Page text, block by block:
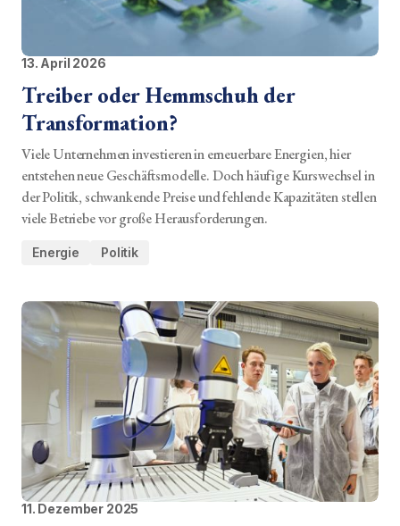
13. April 2026
Treiber oder Hemmschuh der
Transformation?
Viele Unternehmen investieren in erneuerbare Energien, hier
entstehen neue Geschäftsmodelle. Doch häufige Kurswechsel in
der Politik, schwankende Preise und fehlende Kapazitäten stellen
viele Betriebe vor große Herausforderungen.
Energie Politik
11. Dezember 2025